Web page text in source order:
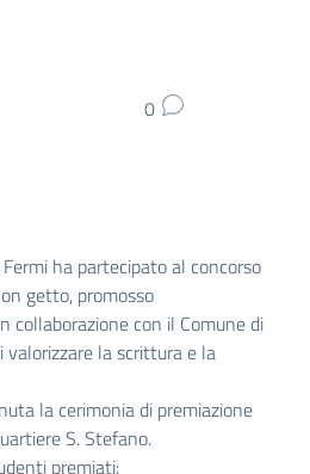
0
ha partecipato al concorso
getto, promosso
collaborazione con il Comune di
valorizzare la scrittura e la
la cerimonia di premiazione
S. Stefano.
premiati: